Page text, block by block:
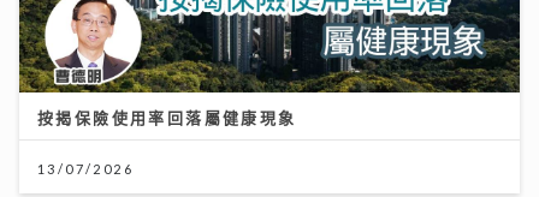
按揭保險使用率回落屬健康現象
13/07/2026